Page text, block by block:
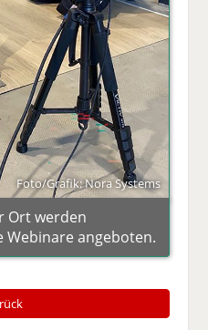
Foto/Grafik: Nora Systems
Ort werden
Webinare angeboten.